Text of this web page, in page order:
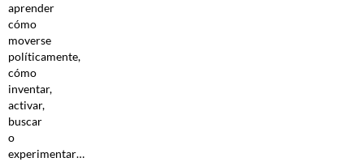
aprender
cómo
moverse
políticamente,
cómo
inventar,
activar,
buscar
o
experimentar…